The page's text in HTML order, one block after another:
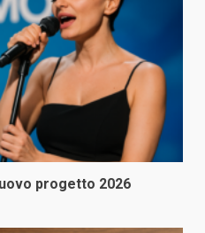
progetto 2026